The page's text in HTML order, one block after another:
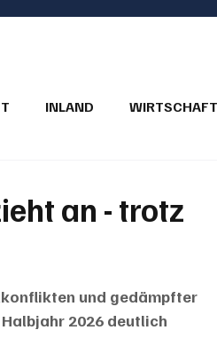
INLAND WIRTSCHAFT
an - trotz
und gedämpfter
2026 deutlich